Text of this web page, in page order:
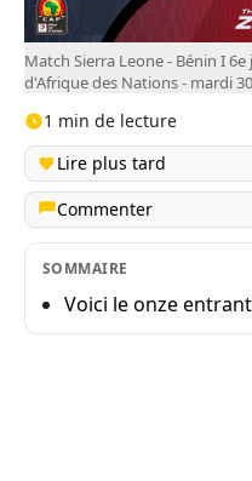
Match Sierra Leone - Bénin I
d'Afrique des Nations - mardi
1 min de lecture
Lire plus tard
Commenter
SOMMAIRE
Voici le onze